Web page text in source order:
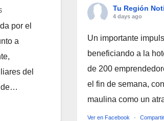
su
por el
a
del
de…
Tu Región
4 days ago
Un importante
beneficiando a la
de 200
el fin de semana,
maulina como un
Ver en Facebook · Compartir